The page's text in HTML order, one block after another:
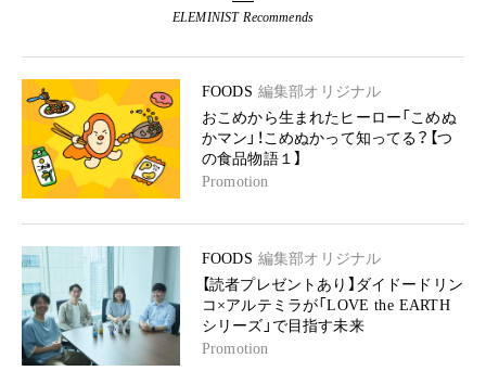
ELEMINIST Recommends
FOODS 編集部オリジナル
おこめから生まれたヒーロー「こめぬ
かマン」！こめぬかって知ってる？【つ
の食品物語１】
Promotion
FOODS 編集部オリジナル
【読者プレゼントあり】ダイドードリン
コ×アルテミラが「LOVE the EARTH
シリーズ」で目指す未来
Promotion